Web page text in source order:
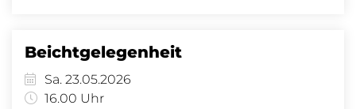
Beichtgelegenheit
Sa. 23.05.2026
16.00 Uhr